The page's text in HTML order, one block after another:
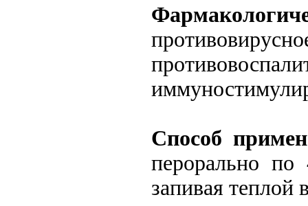
Способ
перорально
запивая теплой